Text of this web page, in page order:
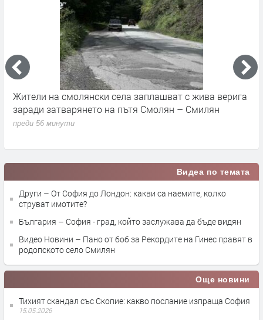
Жители на смолянски села заплашват с жива верига
заради затварянето на пътя Смолян – Смилян
преди 56 минути
Видеа по темата
Други – От София до Лондон: какви са наемите, колко
струват имотите?
България – София - град, който заслужава да бъде видян
Видео Новини – Пано от боб за Рекордите на Гинес правят в
родопското село Смилян
Още новини
Тихият скандал със Скопие: какво послание изпраща София
15.05.2026